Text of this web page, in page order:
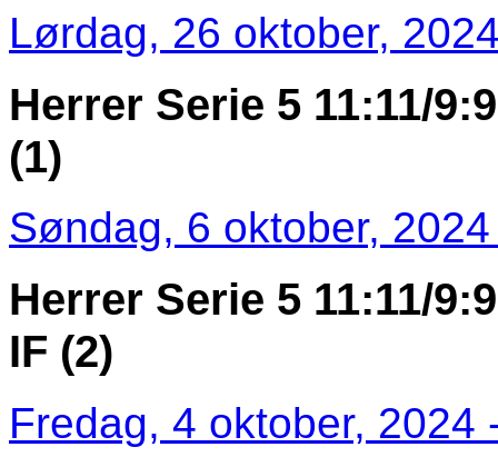
Lørdag, 26 oktober,
Herrer Serie 5 11:11/
(1)
Søndag, 6 oktober,
Herrer Serie 5 11:11/
IF (2)
Fredag, 4 oktober, 2024